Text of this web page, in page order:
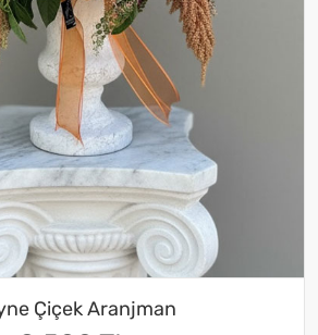
Çiçek Aranjman